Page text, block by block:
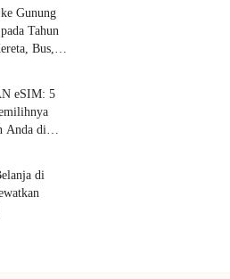
Gunung
Tahun
Bus,
eSIM: 5
Anda di
di